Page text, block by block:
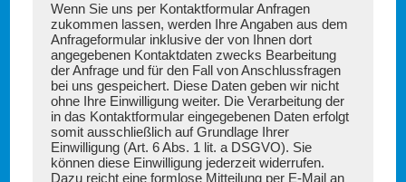
Wenn Sie uns per Kontaktformular Anfragen
zukommen lassen, werden Ihre Angaben aus dem
Anfrageformular inklusive der von Ihnen dort
angegebenen Kontaktdaten zwecks Bearbeitung
der Anfrage und für den Fall von Anschlussfragen
bei uns gespeichert. Diese Daten geben wir nicht
ohne Ihre Einwilligung weiter. Die Verarbeitung der
in das Kontaktformular eingegebenen Daten erfolgt
somit ausschließlich auf Grundlage Ihrer
Einwilligung (Art. 6 Abs. 1 lit. a DSGVO). Sie
können diese Einwilligung jederzeit widerrufen.
Dazu reicht eine formlose Mitteilung per E-Mail an